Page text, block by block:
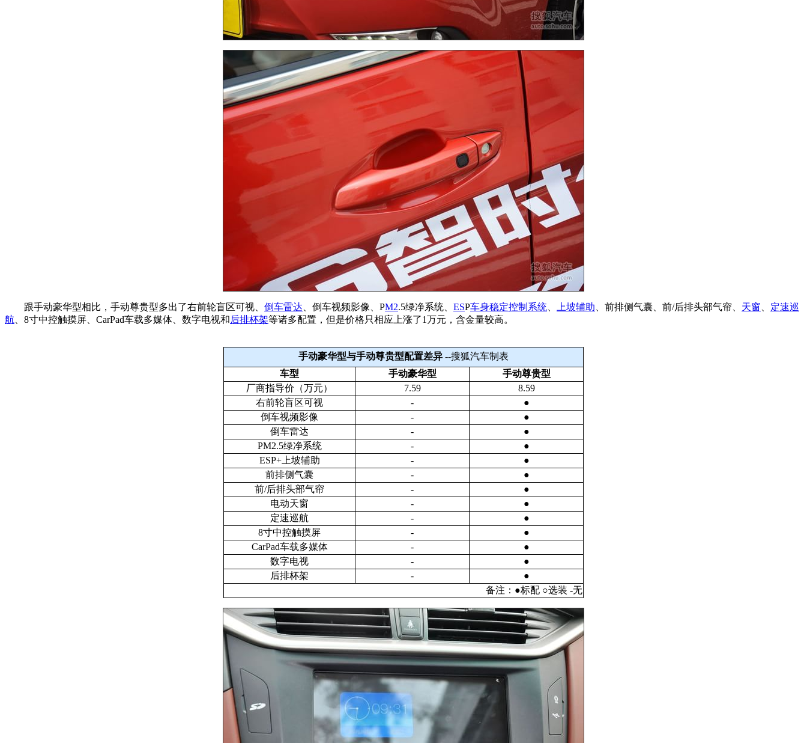
跟手动豪华型相比，手动尊贵型多出了右前轮盲区可视、 倒车雷达 、倒车视频影像、PM2.5绿净系统、 ESP车身稳定控制系统 上坡辅助 、前排侧气囊、前/后排头部气帘、 天窗
定速巡
航 、8寸中控触摸屏、CarPad车载多媒体、数字电视和后排杯架等诸多配置，但是价格只相应上涨了1万元，含金量较高。
手动豪华型与手动尊贵型配置差异 --搜狐汽车制表
车型
手动豪华型
手动尊贵型
厂商指导价（万元）
7.59
8.59
右前轮盲区可视
-
●
倒车视频影像
-
●
倒车雷达
-
●
PM2.5绿净系统
-
●
ESP+上坡辅助
-
●
前排侧气囊
-
●
前/后排头部气帘
-
●
电动天窗
-
●
定速巡航
-
●
8寸中控触摸屏
-
●
CarPad车载多媒体
-
●
数字电视
-
●
后排杯架
-
●
备注：●标配 ○选装 -无